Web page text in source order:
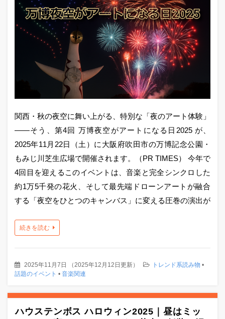
関西・秋の夜空に舞い上がる、特別な「夜のアート体験」
――そう、第4回 万博夜空がアートになる日2025 が、
2025年11月22日（土）に大阪府吹田市の万博記念公園・
もみじ川芝生広場で開催されます。（PR TIMES） 今年で
4回目を迎えるこのイベントは、音楽と完全シンクロした
約1万5千発の花火、そして最先端ドローンアートが融合
する「夜空をひとつのキャンバス」に変える圧巻の演出が
続きを読む
2025年11月7日 （ 2025年12月12日更新） トレンド系読み物 •
話題のイベント • 音楽関連
ハウステンボス ハロウィン2025｜昼はミッ